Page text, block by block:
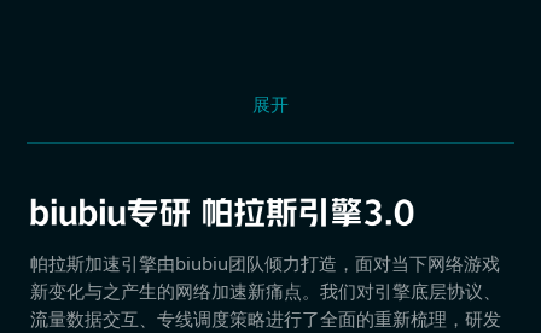
展开
帕拉斯加速引擎由biubiu团队倾力打造，面对当下网络游戏
新变化与之产生的网络加速新痛点。我们对引擎底层协议、
流量数据交互、专线调度策略进行了全面的重新梳理，研发